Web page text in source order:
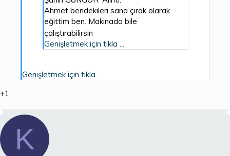
Ahmet bendekileri sana çırak olarak
eğittim ben. Makinada bile
çalıştırabilirsin
Genişletmek için tıkla ...
Genişletmek için tıkla ...
+1
K